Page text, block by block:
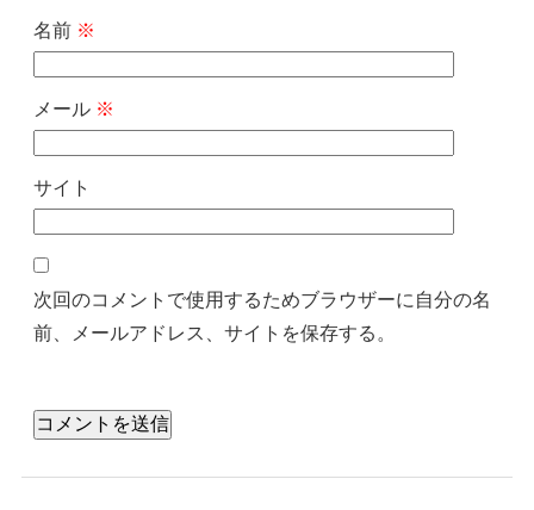
名前 ※
メール ※
サイト
次回のコメントで使用するためブラウザーに自分の名
前、メールアドレス、サイトを保存する。